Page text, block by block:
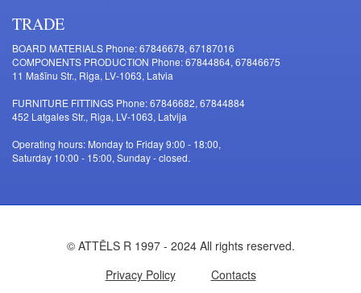
TRADE
BOARD MATERIALS Phone: 67846678, 67187016
COMPONENTS PRODUCTION Phone: 67844864, 67846675
11 Mašīnu Str., Riga, LV-1063, Latvia
FURNITURE FITTINGS Phone: 67846682, 67844884
452 Latgales Str., Riga, LV-1063, Latvija
Operating hours: Monday to Friday 9:00 - 18:00,
Saturday 10:00 - 15:00, Sunday - closed.
© ATTĒLS R 1997 - 2024 All rights reserved.
Privacy Policy
Contacts